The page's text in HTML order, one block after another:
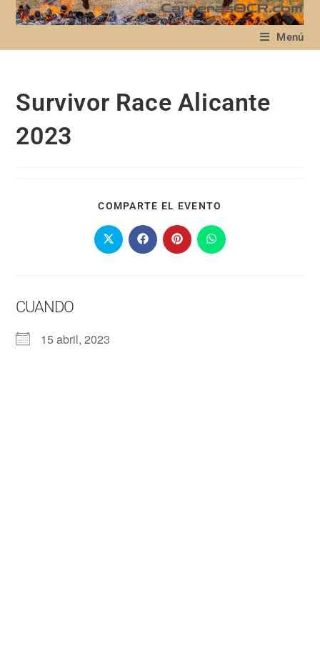
Menú
Survivor Race Alicante
2023
COMPARTE EL EVENTO
CUANDO
15 abril, 2023